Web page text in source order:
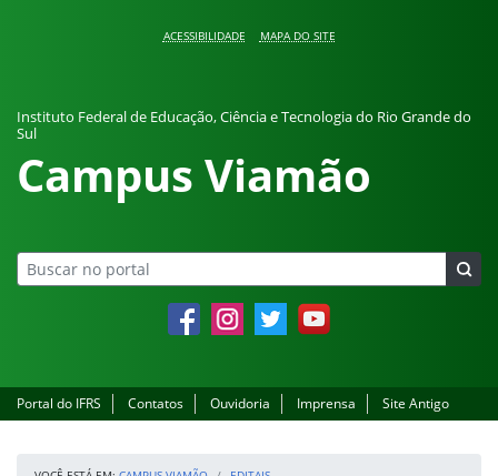
ACESSIBILIDADE MAPA DO SITE
Instituto Federal de Educação, Ciência e Tecnologia do Rio Grande do
Sul
Campus Viamão
FacebookInstagramTwitter YouTube
Portal do IFRS Contatos Ouvidoria Imprensa Site Antigo